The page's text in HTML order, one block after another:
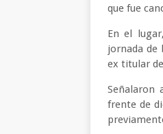
que fue
En el
jornada de
ex titular
Señalaron
frente de